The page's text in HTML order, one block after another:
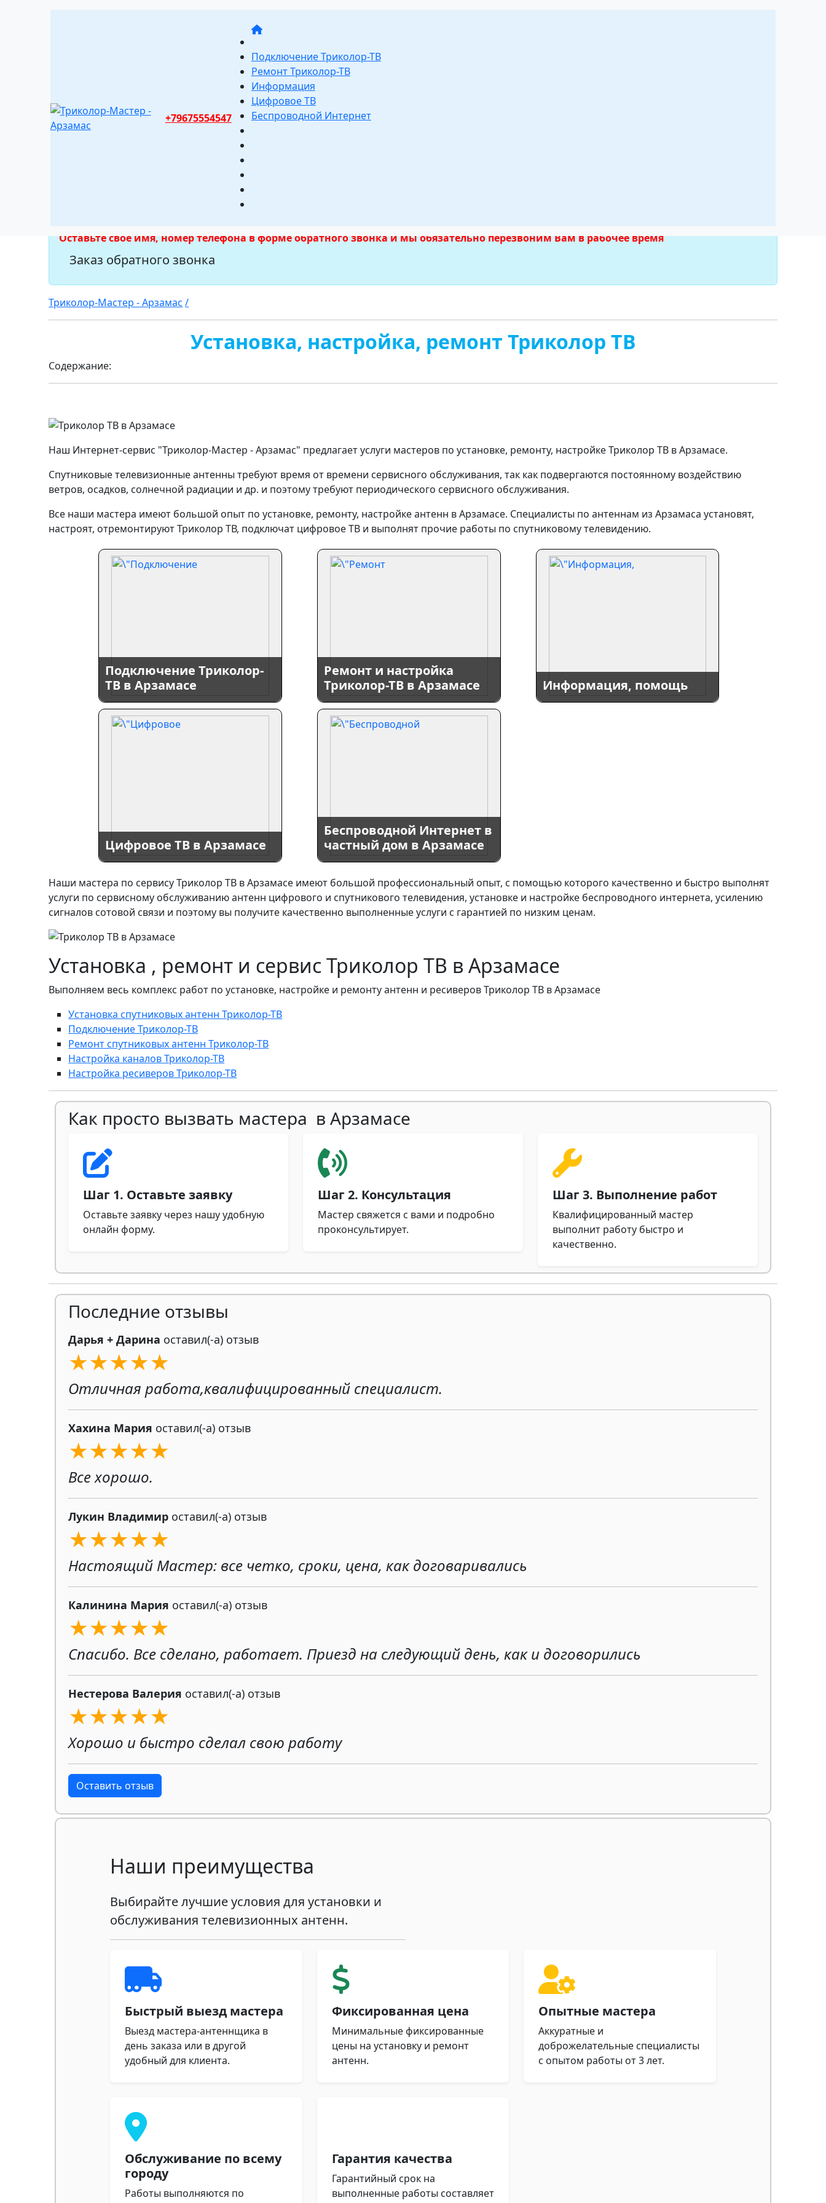
+79675554547
Подключение Триколор-ТВ
Ремонт Триколор-ТВ
Информация
Цифровое ТВ
Беспроводной Интернет
Триколор ТВ в Арзамасе
Оставьте свое имя, номер телефона в форме обратного звонка и мы обязательно перезвоним Вам в рабочее время
Заказ обратного звонка
Триколор-Мастер - Арзамас /
Установка, настройка, ремонт Триколор ТВ
Содержание:
Наш Интернет-сервис "Триколор-Мастер - Арзамас" предлагает услуги мастеров по установке, ремонту, настройке Триколор ТВ в Арзамасе.
Спутниковые телевизионные антенны требуют время от времени сервисного обслуживания, так как подвергаются постоянному воздействию
ветров, осадков, солнечной радиации и др. и поэтому требуют периодического сервисного обслуживания.
Все наши мастера имеют большой опыт по установке, ремонту, настройке антенн в Арзамасе. Специалисты по антеннам из Арзамаса установят,
настроят, отремонтируют Триколор ТВ, подключат цифровое ТВ и выполнят прочие работы по спутниковому телевидению.
Подключение Триколор-
ТВ в Арзамасе
Ремонт и настройка
Триколор-ТВ в Арзамасе
Информация, помощь
Цифровое ТВ в Арзамасе
Беспроводной Интернет в
частный дом в Арзамасе
Наши мастера по сервису Триколор ТВ в Арзамасе имеют большой профессиональный опыт, с помощью которого качественно и быстро выполнят
услуги по сервисному обслуживанию антенн цифрового и спутникового телевидения, установке и настройке беспроводного интернета, усилению
сигналов сотовой связи и поэтому вы получите качественно выполненные услуги с гарантией по низким ценам.
Установка , ремонт и сервис Триколор ТВ в Арзамасе
Выполняем весь комплекс работ по установке, настройке и ремонту антенн и ресиверов Триколор ТВ в Арзамасе
Установка спутниковых антенн Триколор-ТВ
Подключение Триколор-ТВ
Ремонт спутниковых антенн Триколор-ТВ
Настройка каналов Триколор-ТВ
Настройка ресиверов Триколор-ТВ
Как просто вызвать мастера в Арзамасе
Шаг 1. Оставьте заявку
Оставьте заявку через нашу удобную
онлайн форму.
Шаг 2. Консультация
Мастер свяжется с вами и подробно
проконсультирует.
Шаг 3. Выполнение работ
Квалифицированный мастер
выполнит работу быстро и
качественно.
Последние отзывы
Дарья + Дарина оставил(-а) отзыв
★★★★★
Отличная работа,квалифицированный специалист.
Хахина Мария оставил(-а) отзыв
★★★★★
Все хорошо.
Лукин Владимир оставил(-а) отзыв
★★★★★
Настоящий Мастер: все четко, сроки, цена, как договаривались
Калинина Мария оставил(-а) отзыв
★★★★★
Спасибо. Все сделано, работает. Приезд на следующий день, как и договорились
Нестерова Валерия оставил(-а) отзыв
★★★★★
Хорошо и быстро сделал свою работу
Оставить отзыв
Наши преимущества
Выбирайте лучшие условия для установки и
обслуживания телевизионных антенн.
Быстрый выезд мастера
Выезд мастера-антеннщика в
день заказа или в другой
удобный для клиента.
Фиксированная цена
Минимальные фиксированные
цены на установку и ремонт
антенн.
Опытные мастера
Аккуратные и
доброжелательные специалисты
с опытом работы от 3 лет.
Обслуживание по всему
городу
Работы выполняются по
Гарантия качества
Гарантийный срок на
выполненные работы составляет